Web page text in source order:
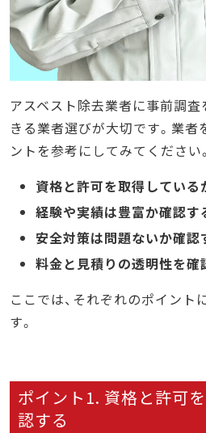
アスベスト除去業者に事前調査
きる業者選びが大切です。業者
ントを参考にしてみてください。
資格と許可を取得している
経験や実績は豊富か確認す
安全対策は問題ないか確認
料金と見積りの透明性を確
ここでは、それぞれのポイント
す。
ポイント1. 資格と許可
認する